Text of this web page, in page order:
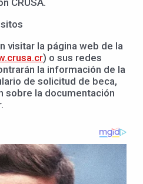
CRUSA.
visitar la página web de la
) o sus redes
la información de la
de solicitud de beca,
sobre la documentación